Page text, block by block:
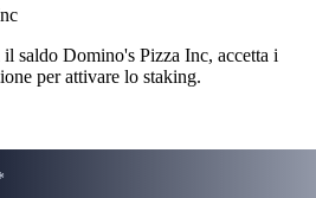
saldo Domino's Pizza Inc, accetta i
per attivare lo staking.